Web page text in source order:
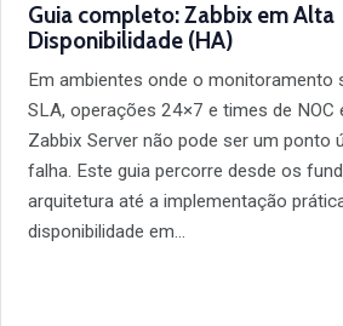
Guia completo: Zabbix em Alta
Disponibilidade (HA)
Em ambientes onde o monitoramento
SLA, operações 24×7 e times de NOC
Zabbix Server não pode ser um ponto
falha. Este guia percorre desde os
arquitetura até a implementação
disponibilidade em…